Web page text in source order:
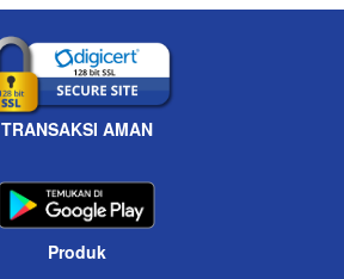
TRANSAKSI AMAN
Produk